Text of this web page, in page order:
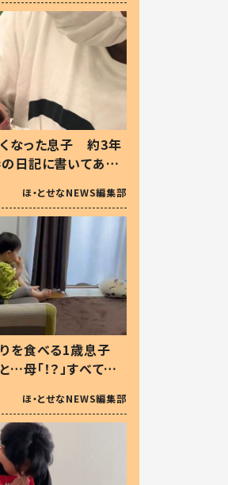
なった息子 約3年
日記に書いてあっ
ほ・とせなNEWS編集部
を食べる1歳息子
…母「！？」すべてを
「可愛いから許
ほ・とせなNEWS編集部